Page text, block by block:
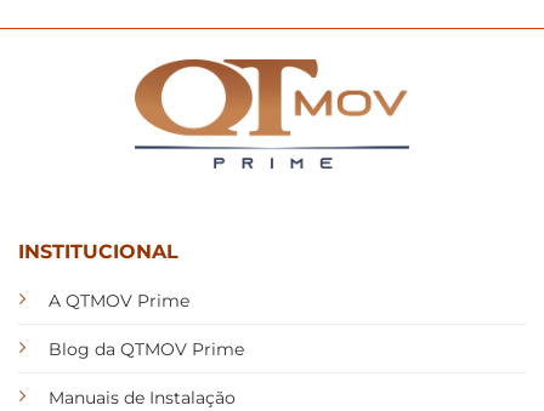
INSTITUCIONAL
A QTMOV Prime
Blog da QTMOV Prime
Manuais de Instalação